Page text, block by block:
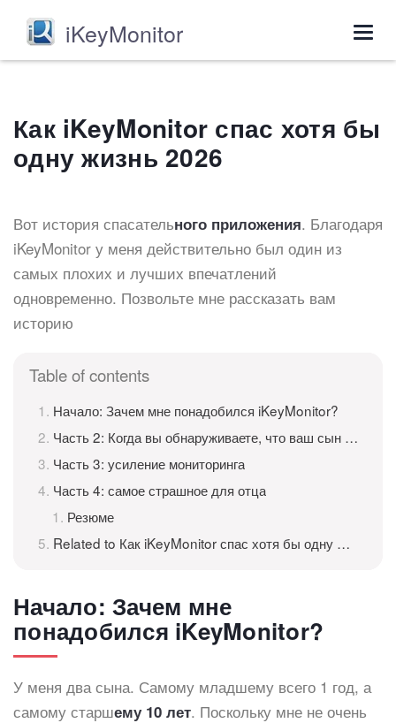
iKeyMonitor
Как iKeyMonitor спас хотя бы
одну жизнь 2026
Вот история спасательного приложения. Благодаря
iKeyMonitor у меня действительно был один из
самых плохих и лучших впечатлений
одновременно. Позвольте мне рассказать вам
историю
Table of contents
Начало: Зачем мне понадобился iKeyMonitor?
Часть 2: Когда вы обнаруживаете, что ваш сын умнее, чем вы думаете
Часть 3: усиление мониторинга
Часть 4: самое страшное для отца
Резюме
Related to Как iKeyMonitor спас хотя бы одну жизнь
Начало: Зачем мне
понадобился iKeyMonitor?
У меня два сына. Самому младшему всего 1 год, а
самому старшему 10 лет. Поскольку мне не очень